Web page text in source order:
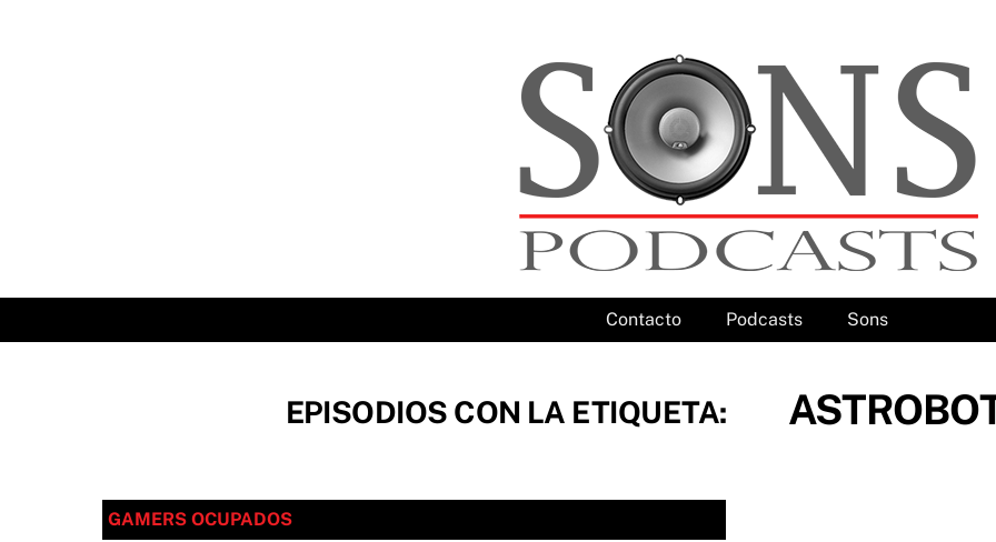
Contacto Podcasts Sons
EPISODIOS CON LA ETIQUETA:
GAMERS OCUPADOS